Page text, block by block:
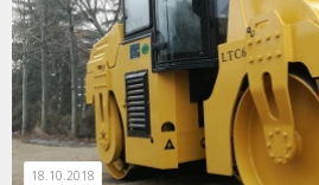
18.10.2018